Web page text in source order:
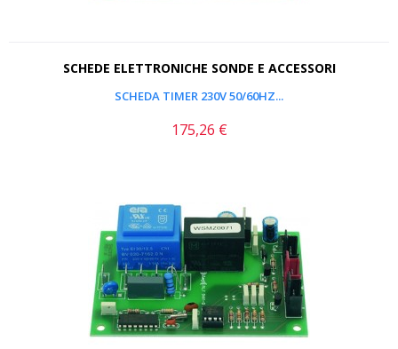
SCHEDE ELETTRONICHE SONDE E ACCESSORI
SCHEDA TIMER 230V 50/60HZ...
Prezzo
175,26 €